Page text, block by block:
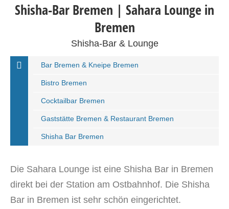
Shisha-Bar Bremen | Sahara Lounge in
Bremen
Shisha-Bar & Lounge
Bar Bremen & Kneipe Bremen
Bistro Bremen
Cocktailbar Bremen
Gaststätte Bremen & Restaurant Bremen
Shisha Bar Bremen
Die Sahara Lounge ist eine Shisha Bar in Bremen
direkt bei der Station am Ostbahnhof. Die Shisha
Bar in Bremen ist sehr schön eingerichtet.